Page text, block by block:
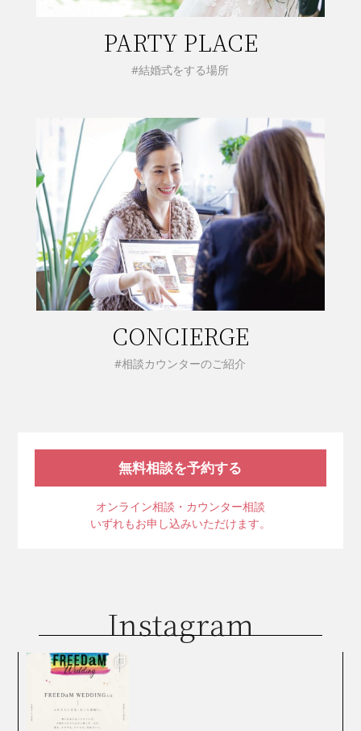
PARTY PLACE
#結婚式をする場所
CONCIERGE
#相談カウンターのご紹介
無料相談を予約する
オンライン相談・カウンター相談
いずれもお申し込みいただけます。
Instagram